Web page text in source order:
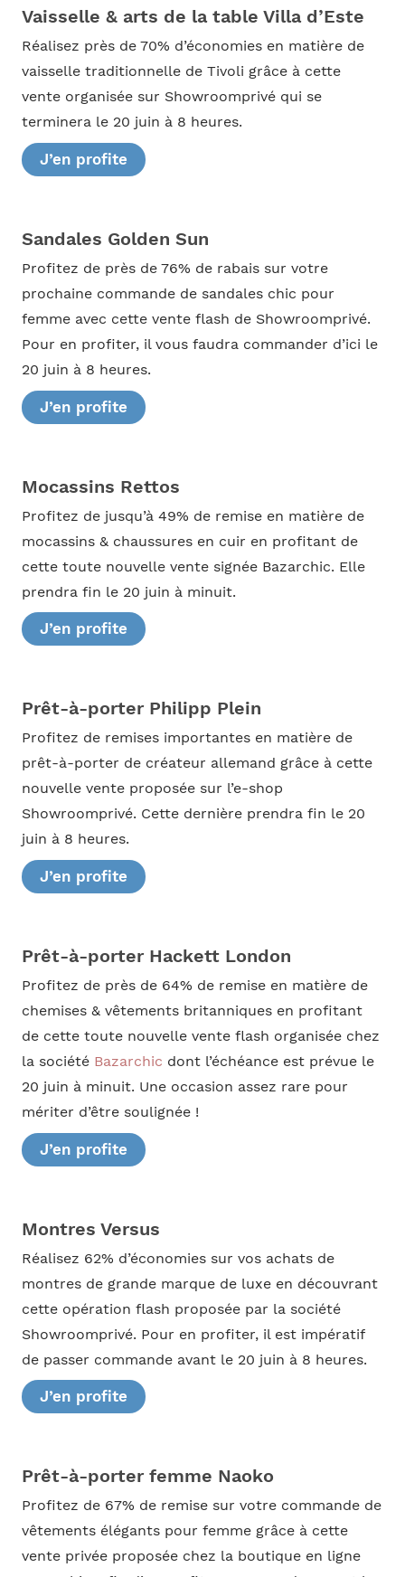
Vaisselle & arts de la table Villa d’Este
Réalisez près de 70% d’économies en matière de
vaisselle traditionnelle de Tivoli grâce à cette
vente organisée sur Showroomprivé qui se
terminera le 20 juin à 8 heures.
J’en profite
Sandales Golden Sun
Profitez de près de 76% de rabais sur votre
prochaine commande de sandales chic pour
femme avec cette vente flash de Showroomprivé.
Pour en profiter, il vous faudra commander d’ici le
20 juin à 8 heures.
J’en profite
Mocassins Rettos
Profitez de jusqu’à 49% de remise en matière de
mocassins & chaussures en cuir en profitant de
cette toute nouvelle vente signée Bazarchic. Elle
prendra fin le 20 juin à minuit.
J’en profite
Prêt-à-porter Philipp Plein
Profitez de remises importantes en matière de
prêt-à-porter de créateur allemand grâce à cette
nouvelle vente proposée sur l’e-shop
Showroomprivé. Cette dernière prendra fin le 20
juin à 8 heures.
J’en profite
Prêt-à-porter Hackett London
Profitez de près de 64% de remise en matière de
chemises & vêtements britanniques en profitant
de cette toute nouvelle vente flash organisée chez
la société Bazarchic dont l’échéance est prévue le
20 juin à minuit. Une occasion assez rare pour
mériter d’être soulignée !
J’en profite
Montres Versus
Réalisez 62% d’économies sur vos achats de
montres de grande marque de luxe en découvrant
cette opération flash proposée par la société
Showroomprivé. Pour en profiter, il est impératif
de passer commande avant le 20 juin à 8 heures.
J’en profite
Prêt-à-porter femme Naoko
Profitez de 67% de remise sur votre commande de
vêtements élégants pour femme grâce à cette
vente privée proposée chez la boutique en ligne